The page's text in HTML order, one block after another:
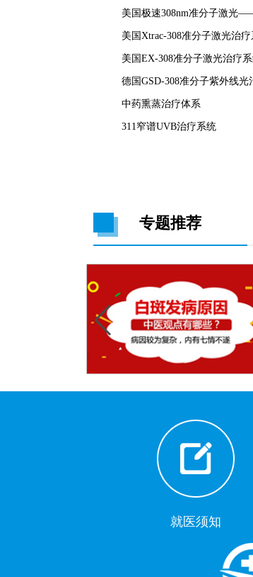
美国Xtrac-308准分子激光治
美国EX-308准分子激光治疗
德国GSD-308准分子紫外线光
中药熏蒸治疗体系
311窄谱UVB治疗系统
专题推荐
就医须知